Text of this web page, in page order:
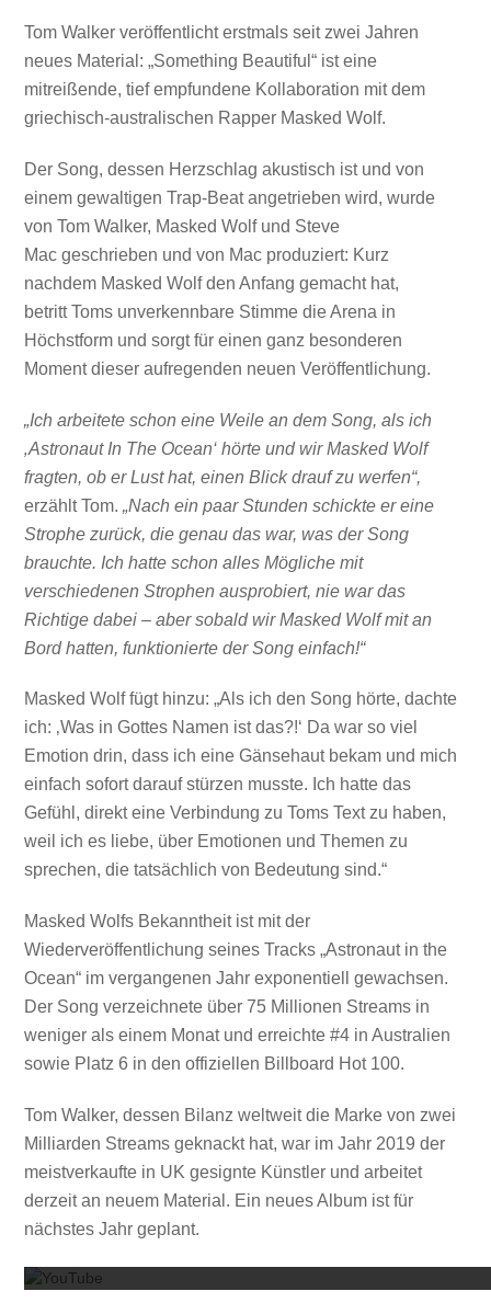
Tom Walker veröffentlicht erstmals seit zwei Jahren
neues Material: „Something Beautiful“ ist eine
mitreißende, tief empfundene Kollaboration mit dem
griechisch-australischen Rapper Masked Wolf.
Der Song, dessen Herzschlag akustisch ist und von
einem gewaltigen Trap-Beat angetrieben wird, wurde
von Tom Walker, Masked Wolf und Steve
Mac geschrieben und von Mac produziert: Kurz
nachdem Masked Wolf den Anfang gemacht hat,
betritt Toms unverkennbare Stimme die Arena in
Höchstform und sorgt für einen ganz besonderen
Moment dieser aufregenden neuen Veröffentlichung.
„Ich arbeitete schon eine Weile an dem Song, als ich
‚Astronaut In The Ocean‘ hörte und wir Masked Wolf
fragten, ob er Lust hat, einen Blick drauf zu werfen“,
erzählt Tom.„Nach ein paar Stunden schickte er eine
Strophe zurück, die genau das war, was der Song
brauchte. Ich hatte schon alles Mögliche mit
verschiedenen Strophen ausprobiert, nie war das
Richtige dabei – aber sobald wir Masked Wolf mit an
Bord hatten, funktionierte der Song einfach!“
Masked Wolf fügt hinzu: „Als ich den Song hörte, dachte
ich: ‚Was in Gottes Namen ist das?!‘ Da war so viel
Emotion drin, dass ich eine Gänsehaut bekam und mich
einfach sofort darauf stürzen musste. Ich hatte das
Gefühl, direkt eine Verbindung zu Toms Text zu haben,
weil ich es liebe, über Emotionen und Themen zu
sprechen, die tatsächlich von Bedeutung sind.“
Masked Wolfs Bekanntheit ist mit der
Wiederveröffentlichung seines Tracks „Astronaut in the
Ocean“ im vergangenen Jahr exponentiell gewachsen.
Der Song verzeichnete über 75 Millionen Streams in
weniger als einem Monat und erreichte #4 in Australien
sowie Platz 6 in den offiziellen Billboard Hot 100.
Tom Walker, dessen Bilanz weltweit die Marke von zwei
Milliarden Streams geknackt hat, war im Jahr 2019 der
meistverkaufte in UK gesignte Künstler und arbeitet
derzeit an neuem Material. Ein neues Album ist für
nächstes Jahr geplant.